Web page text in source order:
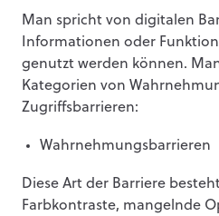
Man spricht von digitalen
Informationen oder
genutzt werden können.
Kategorien von
Zugriffsbarrieren:
Wahrnehmungsbarrieren
Diese Art der Barriere
Farbkontraste, mangelnde